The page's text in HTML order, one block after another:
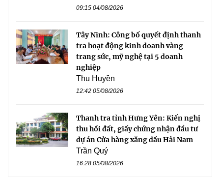
09:15 04/08/2026
Tây Ninh: Công bố quyết định thanh
tra hoạt động kinh doanh vàng
trang sức, mỹ nghệ tại 5 doanh
nghiệp
Thu Huyền
12:42 05/08/2026
Thanh tra tỉnh Hưng Yên: Kiến nghị
thu hồi đất, giấy chứng nhận đầu tư
dự án Cửa hàng xăng dầu Hải Nam
Trần Quý
16:28 05/08/2026